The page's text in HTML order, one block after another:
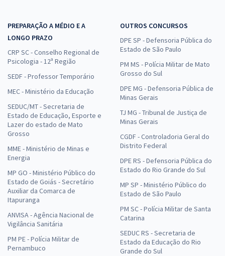
PREPARAÇÃO A MÉDIO E A
LONGO PRAZO
CRP SC - Conselho Regional de
Psicologia - 12ª Região
SEDF - Professor Temporário
MEC - Ministério da Educação
SEDUC/MT - Secretaria de
Estado de Educação, Esporte e
Lazer do estado de Mato
Grosso
MME - Ministério de Minas e
Energia
MP GO - Ministério Público do
Estado de Goiás - Secretário
Auxiliar da Comarca de
Itapuranga
ANVISA - Agência Nacional de
Vigilância Sanitária
PM PE - Polícia Militar de
Pernambuco
OUTROS CONCURSOS
DPE SP - Defensoria Pública do
Estado de São Paulo
PM MS - Polícia Militar de Mato
Grosso do Sul
DPE MG - Defensoria Pública de
Minas Gerais
TJ MG - Tribunal de Justiça de
Minas Gerais
CGDF - Controladoria Geral do
Distrito Federal
DPE RS - Defensoria Pública do
Estado do Rio Grande do Sul
MP SP - Ministério Público do
Estado de São Paulo
PM SC - Polícia Militar de Santa
Catarina
SEDUC RS - Secretaria de
Estado da Educação do Rio
Grande do Sul